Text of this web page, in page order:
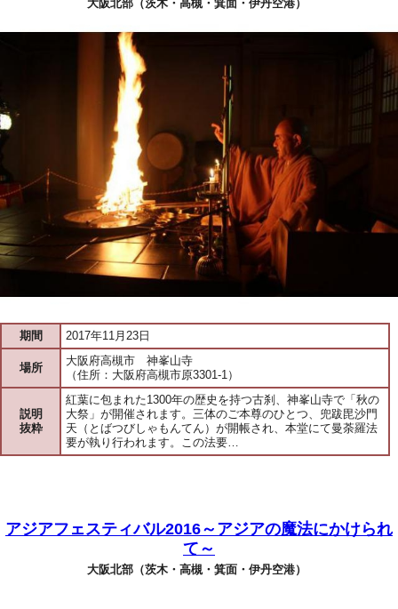
大阪北部（茨木・高槻・箕面・伊丹空港）
期間 2017年11月23日
場所
大阪府高槻市 神峯山寺
（住所：大阪府高槻市原3301-1）
説明
抜粋
紅葉に包まれた1300年の歴史を持つ古刹、神峯山寺で「秋の
大祭」が開催されます。三体のご本尊のひとつ、兜跋毘沙門
天（とばつびしゃもんてん）が開帳され、本堂にて曼荼羅法
要が執り行われます。この法要…
アジアフェスティバル2016～アジアの魔法にかけられ
て～
大阪北部（茨木・高槻・箕面・伊丹空港）